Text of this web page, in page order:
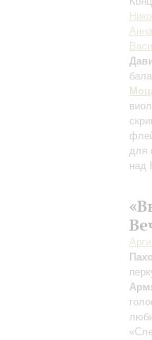
для
над